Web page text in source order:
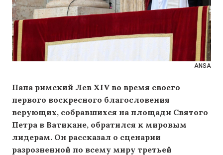
ANSA
Папа римский Лев XIV во время своего
первого воскресного благословения
верующих, собравшихся на площади Святого
Петра в Ватикане, обратился к мировым
лидерам. Он рассказал о сценарии
разрозненной по всему миру третьей